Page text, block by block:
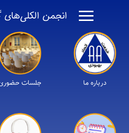
انجمن الکلی‌های
درباره ما جلسات